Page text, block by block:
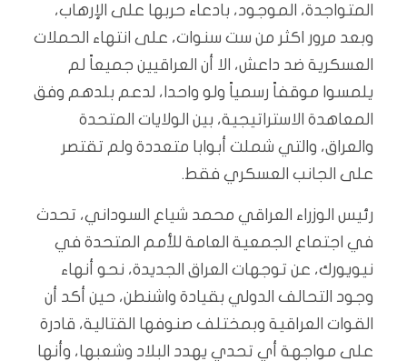
المتواجدة، الموجود، بادعاء حربها على الإرهاب،
وبعد مرور اكثر من ست سنوات، على انتهاء الحملات
العسكرية ضد داعش، الا أن العراقيين جميعاً لم
يلمسوا موقفاً رسمياً ولو واحدا، لدعم بلدهم وفق
المعاهدة الاستراتيجية، بين الولايات المتحدة
والعراق، والتي شملت أبوابا متعددة ولم تقتصر
على الجانب العسكري فقط.
رئيس الوزراء العراقي محمد شياع السوداني، تحدث
في اجتماع الجمعية العامة للأمم المتحدة في
نيويورك، عن توجهات العراق الجديدة، نحو أنهاء
وجود التحالف الدولي بقيادة واشنطن، حين أكد أن
القوات العراقية وبمختلف صنوفها القتالية، قادرة
على مواجهة أي تحدي يهدد البلاد وشعبها، وأنها